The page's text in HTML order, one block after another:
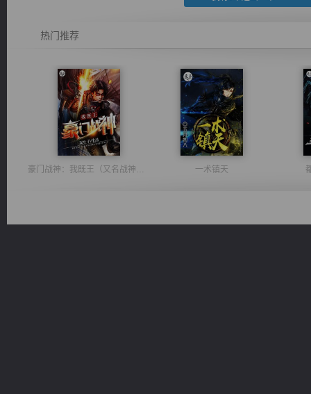
热门推荐
豪门战神：我既王（又名战神归来不败神婿修罗战神） 一术镇天